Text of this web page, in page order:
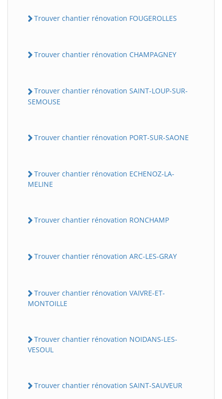
Trouver chantier rénovation FOUGEROLLES
Trouver chantier rénovation CHAMPAGNEY
Trouver chantier rénovation SAINT-LOUP-SUR-
SEMOUSE
Trouver chantier rénovation PORT-SUR-SAONE
Trouver chantier rénovation ECHENOZ-LA-
MELINE
Trouver chantier rénovation RONCHAMP
Trouver chantier rénovation ARC-LES-GRAY
Trouver chantier rénovation VAIVRE-ET-
MONTOILLE
Trouver chantier rénovation NOIDANS-LES-
VESOUL
Trouver chantier rénovation SAINT-SAUVEUR